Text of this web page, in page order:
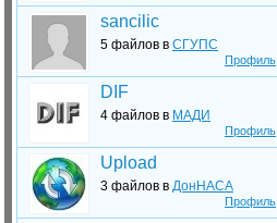
Профиль
sancilic
5 файлов в СГУПС
Профиль
DIF
4 файлов в МАДИ
Профиль
Upload
3 файлов в ДонНАСА